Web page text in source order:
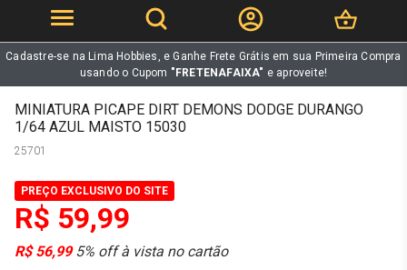
Cadastre-se na Lima Hobbies, e Ganhe Frete Grátis em sua Primeira Compra
usando o Cupom "FRETENAFAIXA" e aproveite!
MINIATURA PICAPE DIRT DEMONS DODGE DURANGO
1/64 AZUL MAISTO 15030
25701
PREÇO EXCLUSIVO DO SITE
R$ 59,99
R$ 56,995% off à vista no cartão